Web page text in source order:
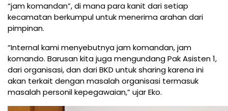
“jam komandan”, di mana para kanit dari setiap
kecamatan berkumpul untuk menerima arahan dari
pimpinan.
“Internal kami menyebutnya jam komandan, jam
komando. Barusan kita juga mengundang Pak Asisten 1,
dari organisasi, dan dari BKD untuk sharing karena ini
akan terkait dengan masalah organisasi termasuk
masalah personil kepegawaian,” ujar Eko.